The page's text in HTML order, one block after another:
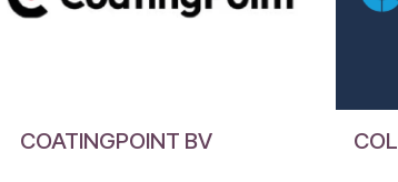
COATINGPOINT BV